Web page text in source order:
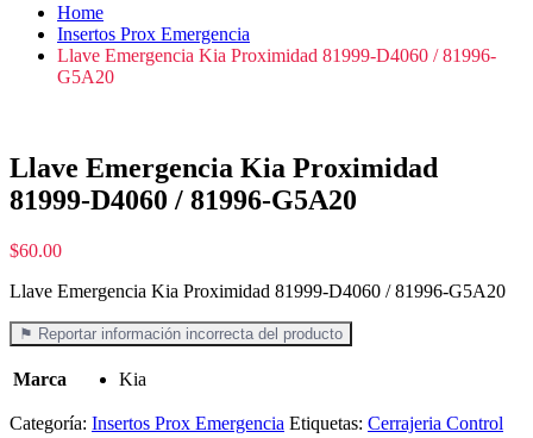
Home
Insertos Prox Emergencia
Llave Emergencia Kia Proximidad 81999-D4060 / 81996-
G5A20
Llave Emergencia Kia Proximidad
81999-D4060 / 81996-G5A20
$60.00
Llave Emergencia Kia Proximidad 81999-D4060 / 81996-G5A20
⚑ Reportar información incorrecta del producto
Marca Kia
Categoría: Insertos Prox Emergencia Etiquetas: Cerrajeria Control